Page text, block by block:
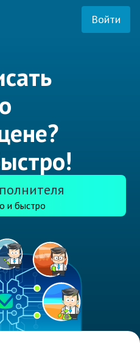
Войти
и быстро